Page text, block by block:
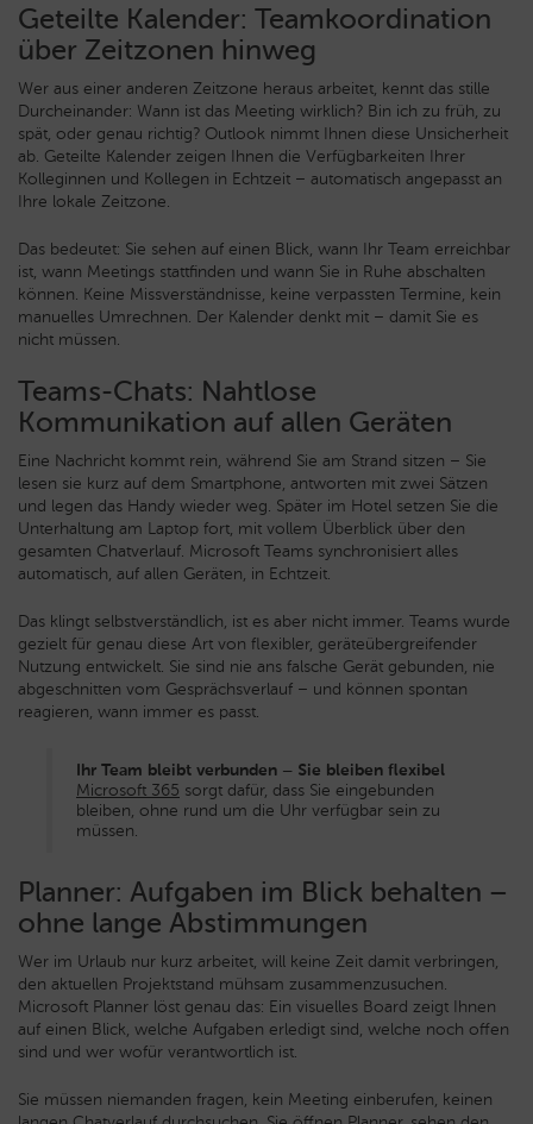
Geteilte Kalender: Teamkoordination
über Zeitzonen hinweg
Wer aus einer anderen Zeitzone heraus arbeitet, kennt das stille
Durcheinander: Wann ist das Meeting wirklich? Bin ich zu früh, zu
spät, oder genau richtig? Outlook nimmt Ihnen diese Unsicherheit
ab. Geteilte Kalender zeigen Ihnen die Verfügbarkeiten Ihrer
Kolleginnen und Kollegen in Echtzeit – automatisch angepasst an
Ihre lokale Zeitzone.
Das bedeutet: Sie sehen auf einen Blick, wann Ihr Team erreichbar
ist, wann Meetings stattfinden und wann Sie in Ruhe abschalten
können. Keine Missverständnisse, keine verpassten Termine, kein
manuelles Umrechnen. Der Kalender denkt mit – damit Sie es
nicht müssen.
Teams-Chats: Nahtlose
Kommunikation auf allen Geräten
Eine Nachricht kommt rein, während Sie am Strand sitzen – Sie
lesen sie kurz auf dem Smartphone, antworten mit zwei Sätzen
und legen das Handy wieder weg. Später im Hotel setzen Sie die
Unterhaltung am Laptop fort, mit vollem Überblick über den
gesamten Chatverlauf. Microsoft Teams synchronisiert alles
automatisch, auf allen Geräten, in Echtzeit.
Das klingt selbstverständlich, ist es aber nicht immer. Teams wurde
gezielt für genau diese Art von flexibler, geräteübergreifender
Nutzung entwickelt. Sie sind nie ans falsche Gerät gebunden, nie
abgeschnitten vom Gesprächsverlauf – und können spontan
reagieren, wann immer es passt.
Ihr Team bleibt verbunden – Sie bleiben flexibel
Microsoft 365 sorgt dafür, dass Sie eingebunden
bleiben, ohne rund um die Uhr verfügbar sein zu
müssen.
Planner: Aufgaben im Blick behalten –
ohne lange Abstimmungen
Wer im Urlaub nur kurz arbeitet, will keine Zeit damit verbringen,
den aktuellen Projektstand mühsam zusammenzusuchen.
Microsoft Planner löst genau das: Ein visuelles Board zeigt Ihnen
auf einen Blick, welche Aufgaben erledigt sind, welche noch offen
sind und wer wofür verantwortlich ist.
Sie müssen niemanden fragen, kein Meeting einberufen, keinen